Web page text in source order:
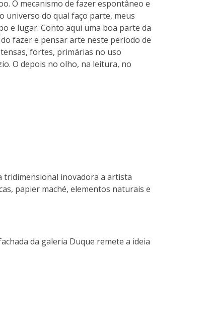
O mecanismo de fazer espontâneo e
universo do qual faço parte, meus
e lugar. Conto aqui uma boa parte da
fazer e pensar arte neste período de
fortes, primárias no uso
O depois no olho, na leitura, no
tridimensional inovadora a artista
papier maché, elementos naturais e
da galeria Duque remete a ideia